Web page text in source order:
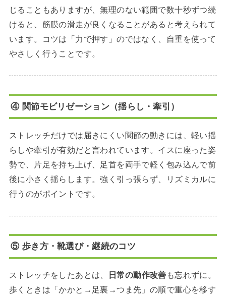
じることもありますが、無理のない範囲で数十秒ずつ続
けると、筋膜の滑走が良くなることがあると考えられて
います。コツは「力で押す」のではなく、自重を使って
やさしく行うことです。
④ 関節モビリゼーション（揺らし・牽引）
ストレッチだけでは届きにくい関節の動きには、軽い揺
らしや牽引が有効だと言われています。イスに座った姿
勢で、片足を持ち上げ、足首を両手で軽く包み込んで前
後に小さく揺らします。強く引っ張らず、リズミカルに
行うのがポイントです。
⑤ 歩き方・靴選び・継続のコツ
ストレッチをしたあとは、 日常の動作改善 も忘れずに。
歩くときは「かかと→足裏→つま先」の順で重心を移す